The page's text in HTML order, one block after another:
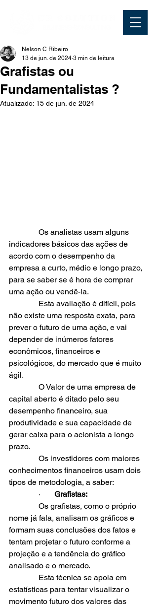
Grafistas ou
Fundamentalistas ?
Nelson C Ribeiro
13 de jun. de 2024 3 min de leitura
Atualizado: 15 de jun. de 2024
indicadores básicos das ações de
acordo com o desempenho da
empresa a curto, médio e longo prazo,
para se saber se é hora de comprar
uma ação ou vendê-la.
não existe uma resposta exata, para
prever o futuro de uma ação, e vai
depender de inúmeros fatores
econômicos, financeiros e
psicológicos, do mercado que é muito
ágil.
capital aberto é ditado pelo seu
desempenho financeiro, sua
produtividade e sua capacidade de
gerar caixa para o acionista a longo
prazo.
conhecimentos financeiros usam dois
tipos de metodologia, a saber:
               ·
Grafistas:
nome já fala, analisam os gráficos e
formam suas conclusões dos fatos e
tentam projetar o futuro conforme a
projeção e a tendência do gráfico
analisado e o mercado.
estatísticas para tentar visualizar o
movimento futuro dos valores das